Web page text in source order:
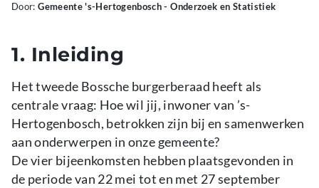
Door:Gemeente 's-Hertogenbosch - Onderzoek en Statistiek
1. Inleiding
Het tweede Bossche burgerberaad heeft als
centrale vraag: Hoe wil jij, inwoner van ’s-
Hertogenbosch, betrokken zijn bij en samenwerken
aan onderwerpen in onze gemeente?
De vier bijeenkomsten hebben plaatsgevonden in
de periode van 22 mei tot en met 27 september